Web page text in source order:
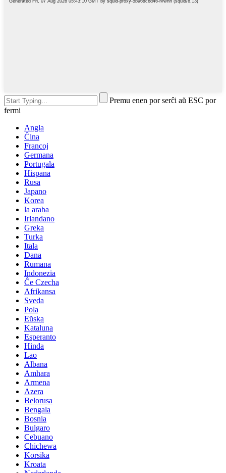
Premu enen por serĉi aŭ ESC por
fermi
Angla
Ĉina
Francoj
Germana
Portugala
Hispana
Rusa
Japano
Korea
la araba
Irlandano
Greka
Turka
Itala
Dana
Rumana
Indonezia
Ĉe Czecha
Afrikansa
Sveda
Pola
Eŭska
Kataluna
Esperanto
Hinda
Lao
Albana
Amhara
Armena
Azera
Belorusa
Bengala
Bosnia
Bulgaro
Cebuano
Chichewa
Korsika
Kroata